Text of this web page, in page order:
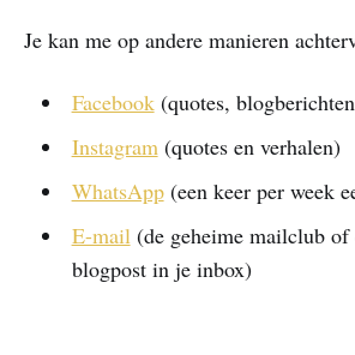
Je kan me op andere manieren
Facebook(quotes,
Instagram(quotes en verhalen)
WhatsApp(een keer per week
E-mail(de geheime mailclub of
blogpost in je inbox)